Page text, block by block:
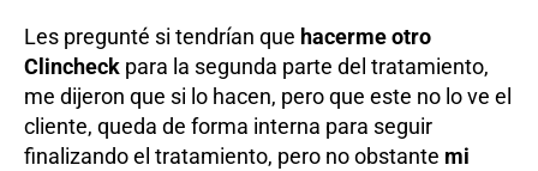
Les pregunté si tendrían que hacerme otro
Clincheck para la segunda parte del tratamiento,
me dijeron que si lo hacen, pero que este no lo ve el
cliente, queda de forma interna para seguir
finalizando el tratamiento, pero no obstante mi